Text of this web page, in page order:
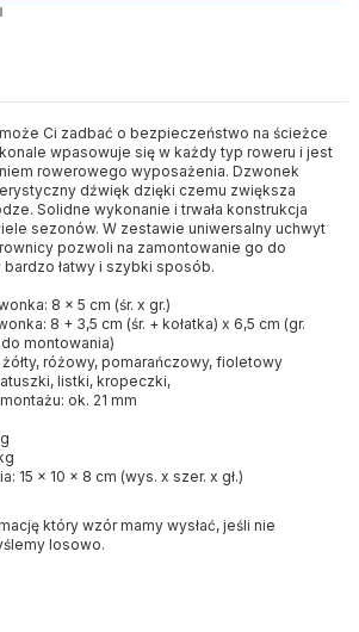
Ci zadbać o bezpieczeństwo na ścieżce
wpasowuje się w każdy typ roweru i jest
rowerowego wyposażenia. Dzwonek
dźwięk dzięki czemu zwiększa
Solidne wykonanie i trwała konstrukcja
sezonów. W zestawie uniwersalny uchwyt
pozwoli na zamontowanie go do
łatwy i szybki sposób.
8 x 5 cm (śr. x gr.)
8 + 3,5 cm (śr. + kołatka) x 6,5 cm (gr.
montowania)
różowy, pomarańczowy, fioletowy
listki, kropeczki,
ok. 21 mm
15 x 10 x 8 cm (wys. x szer. x gł.)
który wzór mamy wysłać, jeśli nie
losowo.